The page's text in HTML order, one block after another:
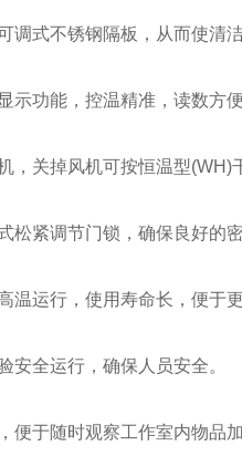
调式不锈钢隔板，从而使清
示功能，控温精准，读数方
，关掉风机可按恒温型(WH)
松紧调节门锁，确保良好的
温运行，使用寿命长，便于
安全运行，确保人员安全。
便于随时观察工作室内物品